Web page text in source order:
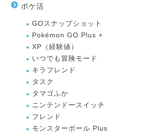
ポケ活
GOスナップショット
Pokémon GO Plus +
XP（経験値）
いつでも冒険モード
キラフレンド
タスク
タマゴふか
ニンテンドースイッチ
フレンド
モンスターボール Plus